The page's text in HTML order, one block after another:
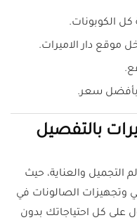
الكوبونات.
موقع دار الاميرات.
بأفضل سعر.
بالتفصيل
التجميل والعناية، حيث
وتجهيزات الصالونات في
على كل احتياجاتك بدون